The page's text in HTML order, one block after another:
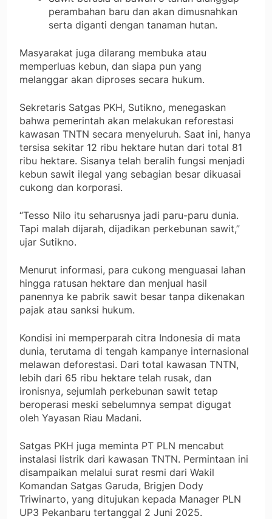
perambahan baru dan akan dimusnahkan
serta diganti dengan tanaman hutan.
Masyarakat juga dilarang membuka atau
memperluas kebun, dan siapa pun yang
melanggar akan diproses secara hukum.
Sekretaris Satgas PKH, Sutikno, menegaskan
bahwa pemerintah akan melakukan reforestasi
kawasan TNTN secara menyeluruh. Saat ini, hanya
tersisa sekitar 12 ribu hektare hutan dari total 81
ribu hektare. Sisanya telah beralih fungsi menjadi
kebun sawit ilegal yang sebagian besar dikuasai
cukong dan korporasi.
“Tesso Nilo itu seharusnya jadi paru-paru dunia.
Tapi malah dijarah, dijadikan perkebunan sawit,”
ujar Sutikno.
Menurut informasi, para cukong menguasai lahan
hingga ratusan hektare dan menjual hasil
panennya ke pabrik sawit besar tanpa dikenakan
pajak atau sanksi hukum.
Kondisi ini memperparah citra Indonesia di mata
dunia, terutama di tengah kampanye internasional
melawan deforestasi. Dari total kawasan TNTN,
lebih dari 65 ribu hektare telah rusak, dan
ironisnya, sejumlah perkebunan sawit tetap
beroperasi meski sebelumnya sempat digugat
oleh Yayasan Riau Madani.
Satgas PKH juga meminta PT PLN mencabut
instalasi listrik dari kawasan TNTN. Permintaan ini
disampaikan melalui surat resmi dari Wakil
Komandan Satgas Garuda, Brigjen Dody
Triwinarto, yang ditujukan kepada Manager PLN
UP3 Pekanbaru tertanggal 2 Juni 2025.